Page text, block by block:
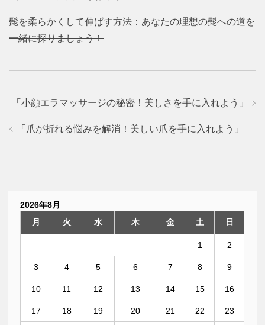
髭を柔らかくして伸ばす方法：あなたの理想の髭への道を
一緒に探りましょう！
「 小顔エラマッサージの秘密！美しさを手に入れよう 」
「 爪が折れる悩みを解消！美しい爪を手に入れよう 」
2026年8月
月
火 水 木 金 土 日
1 2
3 4 5 6 7 8 9
10 11 12 13 14 15 16
17 18 19 20 21 22 23